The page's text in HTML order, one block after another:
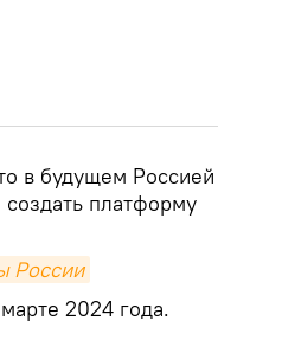
в будущем Россией
создать платформу
России
2024 года.